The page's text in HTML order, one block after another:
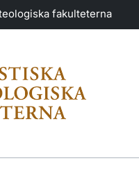
fakulteterna